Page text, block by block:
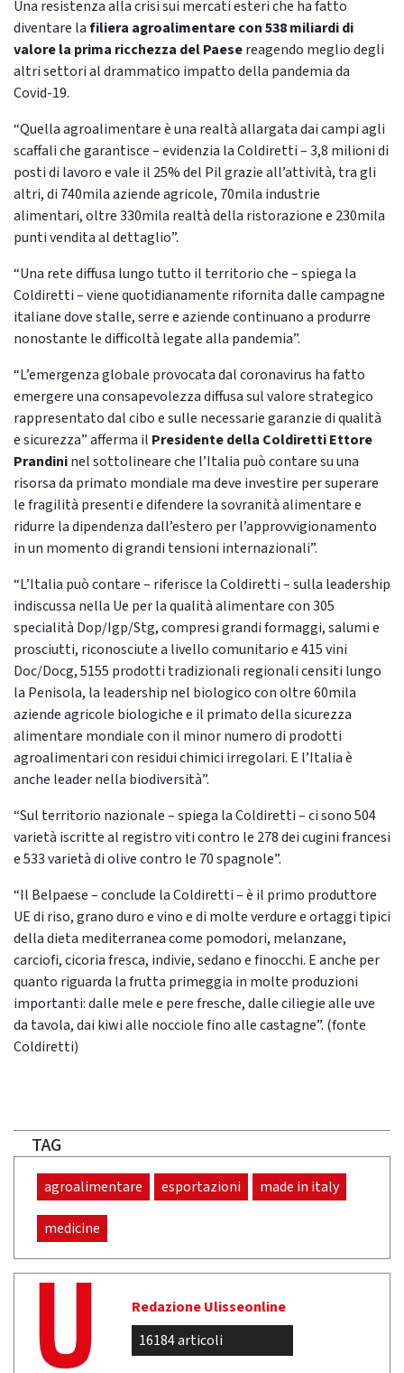
Una resistenza alla crisi sui mercati esteri che ha fatto
diventare lafiliera agroalimentare con 538 miliardi di
valore la prima ricchezza del Paesereagendo meglio degli
altri settori al drammatico impatto della pandemia da
Covid-19.
“Quella agroalimentare è una realtà allargata dai campi agli
scaffali che garantisce – evidenzia la Coldiretti – 3,8 milioni di
posti di lavoro e vale il 25% del Pil grazie all’attività, tra gli
altri, di 740mila aziende agricole, 70mila industrie
alimentari, oltre 330mila realtà della ristorazione e 230mila
punti vendita al dettaglio”.
“Una rete diffusa lungo tutto il territorio che – spiega la
Coldiretti – viene quotidianamente rifornita dalle campagne
italiane dove stalle, serre e aziende continuano a produrre
nonostante le difficoltà legate alla pandemia”.
“L’emergenza globale provocata dal coronavirus ha fatto
emergere una consapevolezza diffusa sul valore strategico
rappresentato dal cibo e sulle necessarie garanzie di qualità
e sicurezza” afferma il Presidente della Coldiretti Ettore
Prandininel sottolineare che l’Italia può contare su una
risorsa da primato mondiale ma deve investire per superare
le fragilità presenti e difendere la sovranità alimentare e
ridurre la dipendenza dall’estero per l’approvvigionamento
in un momento di grandi tensioni internazionali”.
“L’Italia può contare – riferisce la Coldiretti – sulla leadership
indiscussa nella Ue per la qualità alimentare con 305
specialità Dop/Igp/Stg, compresi grandi formaggi, salumi e
prosciutti, riconosciute a livello comunitario e 415 vini
Doc/Docg, 5155 prodotti tradizionali regionali censiti lungo
la Penisola, la leadership nel biologico con oltre 60mila
aziende agricole biologiche e il primato della sicurezza
alimentare mondiale con il minor numero di prodotti
agroalimentari con residui chimici irregolari. E l’Italia è
anche leader nella biodiversità”.
“Sul territorio nazionale – spiega la Coldiretti – ci sono 504
varietà iscritte al registro viti contro le 278 dei cugini francesi
e 533 varietà di olive contro le 70 spagnole”.
“Il Belpaese – conclude la Coldiretti – è il primo produttore
UE di riso, grano duro e vino e di molte verdure e ortaggi tipici
della dieta mediterranea come pomodori, melanzane,
carciofi, cicoria fresca, indivie, sedano e finocchi. E anche per
quanto riguarda la frutta primeggia in molte produzioni
importanti: dalle mele e pere fresche, dalle ciliegie alle uve
da tavola, dai kiwi alle nocciole fino alle castagne”. (fonte
Coldiretti)
TAG
agroalimentare esportazioni made in italy
medicine
Redazione Ulisseonline
16184 articoli